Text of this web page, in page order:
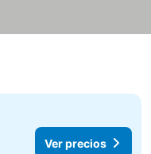
Ver precios